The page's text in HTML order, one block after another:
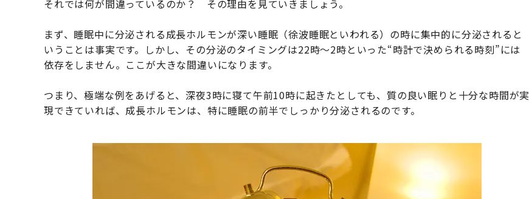
それでは何が間違っているのか？ その理由を見ていきましょう。
まず、睡眠中に分泌される成長ホルモンが深い睡眠（徐波睡眠といわれる）の時に集中的に分泌されると
いうことは事実です。しかし、その分泌のタイミングは22時〜2時といった“時計で決められる時刻”には
依存をしません。ここが大きな間違いになります。
つまり、極端な例をあげると、深夜3時に寝て午前10時に起きたとしても、質の良い眠りと十分な時間が実
現できていれば、成長ホルモンは、特に睡眠の前半でしっかり分泌されるのです。